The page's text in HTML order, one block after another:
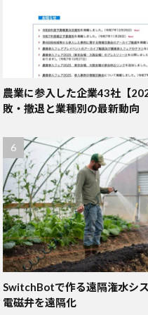
農業に参入した企業43社【
敗・撤退と業種別の最新動向
SwitchBotで作る遠隔潅水シ
電磁弁を遠隔化